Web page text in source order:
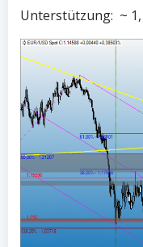
Unterstützung: ~